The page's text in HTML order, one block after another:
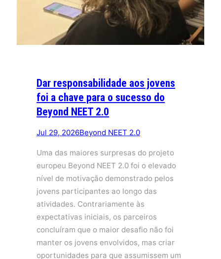
Dar responsabilidade aos jovens
foi a chave para o sucesso do
Beyond NEET 2.0
Jul 29, 2026Beyond NEET 2.0
Uma das maiores surpresas do projeto
europeu Beyond NEET 2.0 foi o elevado
nível de motivação demonstrado pelos
jovens participantes ao longo das
atividades. Contrariamente às
expectativas iniciais, os parceiros
concluíram que o maior desafio não foi
manter os jovens envolvidos, mas criar
oportunidades para que assumissem um